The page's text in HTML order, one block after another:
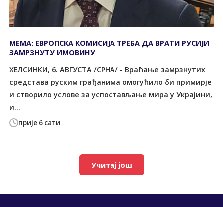
прије 6 сати
МЕМА: ЕВРОПСКА КОМИСИЈА ТРЕБА ДА ВРАТИ РУСИЈИ
ЗАМРЗНУТУ ИМОВИНУ
ХЕЛСИНКИ, 6. АВГУСТА /СРНА/ - Враћање замрзнутих
средстава руским грађанима омогућило би примирје
и створило услове за успостављање мира у Украјини,
и...
Учитај још